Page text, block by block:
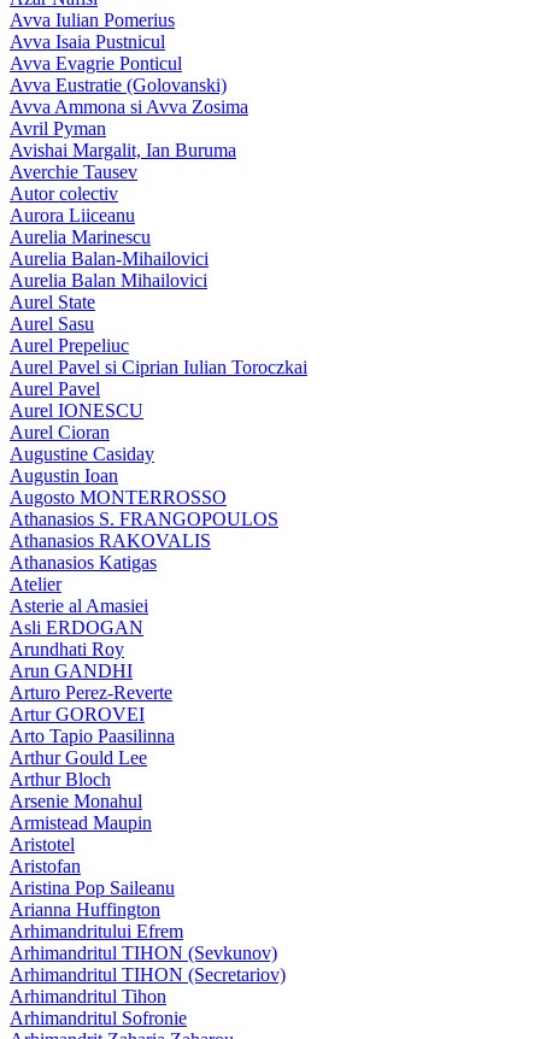
Avva Iulian Pomerius
Avva Isaia Pustnicul
Avva Evagrie Ponticul
Avva Eustratie (Golovanski)
Avva Ammona si Avva Zosima
Avril Pyman
Avishai Margalit, Ian Buruma
Averchie Tausev
Autor colectiv
Aurora Liiceanu
Aurelia Marinescu
Aurelia Balan-Mihailovici
Aurelia Balan Mihailovici
Aurel State
Aurel Sasu
Aurel Prepeliuc
Aurel Pavel si Ciprian Iulian Toroczkai
Aurel Pavel
Aurel IONESCU
Aurel Cioran
Augustine Casiday
Augustin Ioan
Augosto MONTERROSSO
Athanasios S. FRANGOPOULOS
Athanasios RAKOVALIS
Athanasios Katigas
Atelier
Asterie al Amasiei
Asli ERDOGAN
Arundhati Roy
Arun GANDHI
Arturo Perez-Reverte
Artur GOROVEI
Arto Tapio Paasilinna
Arthur Gould Lee
Arthur Bloch
Arsenie Monahul
Armistead Maupin
Aristotel
Aristofan
Aristina Pop Saileanu
Arianna Huffington
Arhimandritului Efrem
Arhimandritul TIHON (Sevkunov)
Arhimandritul TIHON (Secretariov)
Arhimandritul Tihon
Arhimandritul Sofronie